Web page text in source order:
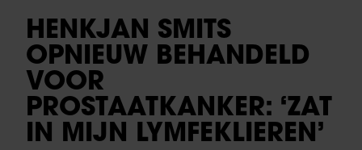
HENKJAN SMITS
OPNIEUW BEHANDELD
VOOR
PROSTAATKANKER: ‘ZAT
IN MIJN LYMFEKLIEREN’